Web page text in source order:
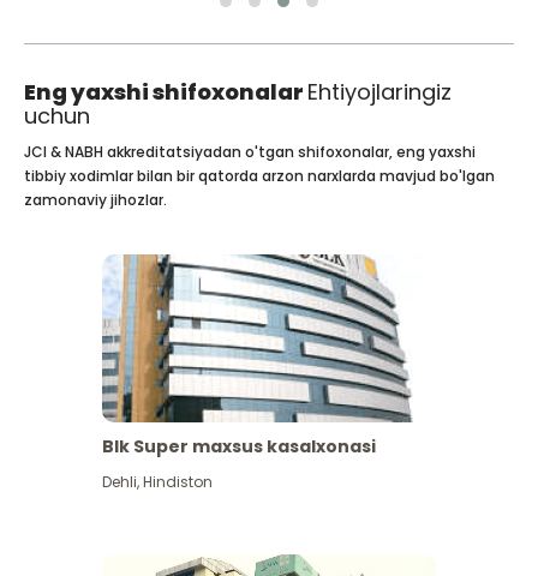
Eng yaxshi shifoxonalar Ehtiyojlaringiz
uchun
JCI & NABH akkreditatsiyadan o'tgan shifoxonalar, eng yaxshi
tibbiy xodimlar bilan bir qatorda arzon narxlarda mavjud bo'lgan
zamonaviy jihozlar.
Blk Super maxsus kasalxonasi
Dehli,Hindiston